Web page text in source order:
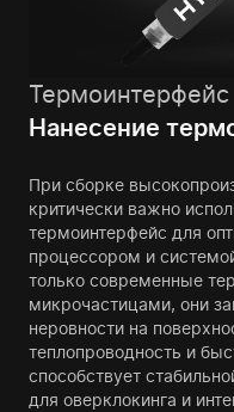
Термоинтерфейс
Нанесение
При сборке
критически важно
термоинтерфейс для
процессором и
только современные
микрочастицами, они
неровности на
теплопроводность и
способствует
для оверклокинга и